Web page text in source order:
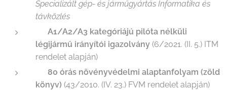
Specializált gép- és járműgyártás Informatika és
távközlés
A1/A2/A3 kategóriájú pilóta nélküli
légijármű irányítói igazolvány (6/2021. (II. 5.) ITM
rendelet alapján)
80 órás növényvédelmi alaptanfolyam (zöld
könyv) (43/2010. (IV. 23.) FVM rendelet alapján)